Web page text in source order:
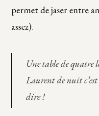
permet de jaser entre
assez).
Une table de quatre
Laurent de nuit
dire !